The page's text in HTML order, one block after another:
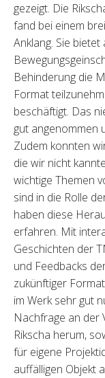
gezeigt. Die
fand bei einem
Anklang. Sie
Behinderung die
Format
beschäftigt. Das
gut angenommen
Zudem konnten
die wir nicht
wichtige Themen
sind in die Rolle
haben diese
erfahren. Mit
Geschichten der
und Feedbacks
zukünftiger
im Werk sehr gut
Nachfrage an der
Rikscha herum,
für eigene
auffälligen Objekt